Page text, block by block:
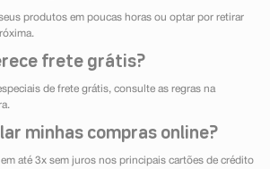
produtos em poucas horas ou optar por retirar
frete grátis?
de frete grátis, consulte as regras na
minhas compras online?
até 3x sem juros nos principais cartões de crédito